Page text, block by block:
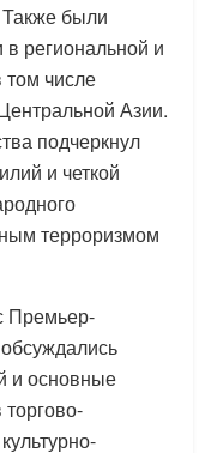
Также были
в региональной и
числе
Азии.
подчеркнул
и четкой
терроризмом
Премьер-
и основные